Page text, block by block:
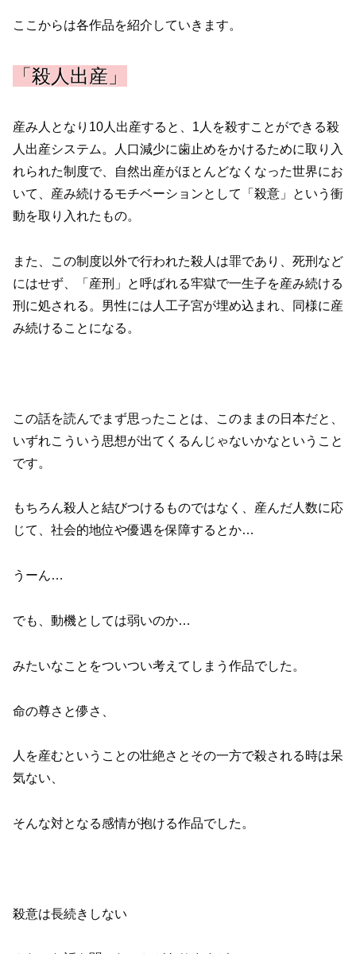
ここからは各作品を紹介していきます。
「殺人出産」
産み人となり10人出産すると、1人を殺すことができる殺
人出産システム。人口減少に歯止めをかけるために取り入
れられた制度で、自然出産がほとんどなくなった世界にお
いて、産み続けるモチベーションとして「殺意」という衝
動を取り入れたもの。
また、この制度以外で行われた殺人は罪であり、死刑など
にはせず、「産刑」と呼ばれる牢獄で一生子を産み続ける
刑に処される。男性には人工子宮が埋め込まれ、同様に産
み続けることになる。
この話を読んでまず思ったことは、このままの日本だと、
いずれこういう思想が出てくるんじゃないかなということ
です。
もちろん殺人と結びつけるものではなく、産んだ人数に応
じて、社会的地位や優遇を保障するとか…
うーん…
でも、動機としては弱いのか…
みたいなことをついつい考えてしまう作品でした。
命の尊さと儚さ、
人を産むということの壮絶さとその一方で殺される時は呆
気ない、
そんな対となる感情が抱ける作品でした。
殺意は長続きしない